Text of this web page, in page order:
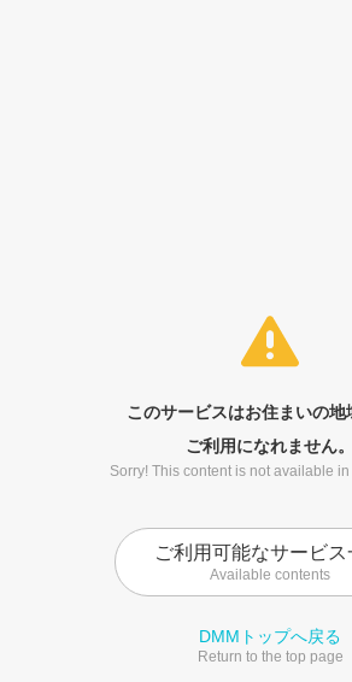
このサービスはお住まいの地
ご利用になれません。
Sorry! This content is not available
ご利用可能なサービス
Available contents
DMMトップへ戻る
Return to the top page